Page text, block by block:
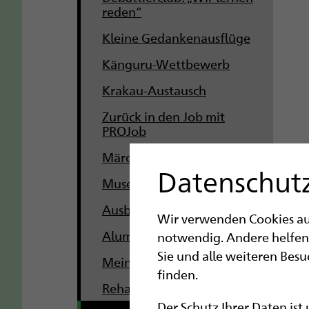
reden“
Kleine Gedankenausflüge
Känguru-Wettbewerb
Krakau-Austausch
Zurück in den Job mit
PROJob
Märchenwanderung
Museumsfest für alle
Ausbildungsmesse
Alumni für die blista
Meine BtG bei der blista
Rehafair 2024
Wir verwenden Cookies
notwendig. Andere
Sie und alle weiteren
finden.